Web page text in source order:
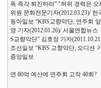
독 즉각 퇴진하라" "허위 경력은
위원 문화전문기자(2012.03.23)/
동아일보 “KBS교향악단, 연주회
영 기자(2012.01.26)/ 서울연합뉴
S교향악단” 김호정 기자
조선일보 “KBS 교향악단, 오디션
중앙일보
연 80억 예산에 연주회 고작 40회?